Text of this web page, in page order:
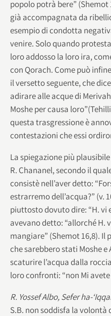
popolo potrà bere” (Shemot
già accompagnata da
esempio di condotta
venire. Solo quando
loro addosso la loro ira,
con Qorach. Come può
il versetto seguente, che
adirare alle acque di
Moshe per causa
questa trasgressione è
contestazioni che essi
La spiegazione più
R. Chananel, secondo il
consistè nell’aver detto:
estrarremo dell’acqua?” (v.
piuttosto dovuto dire: “H. vi
avevano detto: “allorché H.
mangiare” (Shemot 16,8).
che sarebbero stati Moshe
scaturire l’acqua dalla
loro confronti: “non Mi
R. Yossef Albo, Sefer ha-
S.B. non soddisfa la